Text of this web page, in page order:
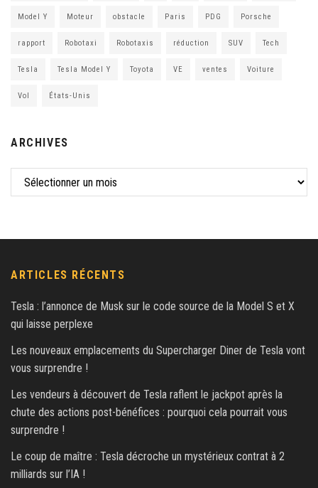
Model Y Moteur obstacle Paris PDG Porsche
rapport Robotaxi Robotaxis réduction SUV Tech
Tesla Tesla Model Y Toyota VE ventes Voiture
Vol États-Unis
ARCHIVES
ARTICLES RÉCENTS
Tesla : l’annonce de Musk sur le code source de la Model S et X
qui laisse perplexe
Les nouveaux emplacements du Supercharger Diner de Tesla vont
vous surprendre !
Les vendeurs à découvert de Tesla raflent le jackpot après la
chute des actions post-bénéfices : pourquoi cela pourrait vous
surprendre !
Le coup de maître : Tesla décroche un mystérieux contrat à 2
milliards sur l’IA !